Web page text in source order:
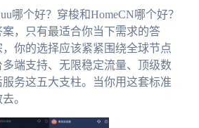
哪个好？穿梭和HomeCN哪个好？
，只有最适合你当下需求的答
你的选择应该紧紧围绕全球节点
端支持、无限稳定流量、顶级数
务这五大支柱。当你用这套标准
。